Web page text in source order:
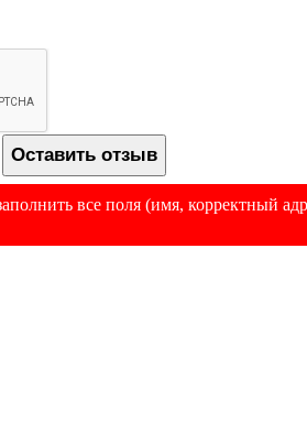
Оставить отзыв
все поля (имя, корректный